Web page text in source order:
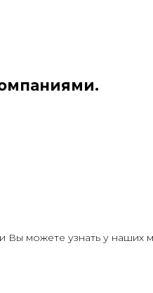
Вы можете узнать у наших